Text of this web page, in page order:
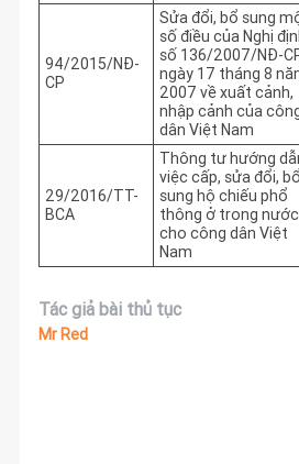
94/2015/NĐ-
CP
Sửa đổi, bổ sung
số điều của Nghị
số 136/2007/NĐ-
ngày 17 tháng 8
2007 về xuất cảnh,
nhập cảnh của
dân Việt Nam
29/2016/TT-
BCA
Thông tư hướng
việc cấp, sửa đổi, bổ
sung hộ chiếu phổ
thông ở trong nước
cho công dân Việt
Nam
Tác giả bài thủ tục
Mr Red